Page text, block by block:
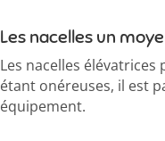
Les nacelles un
Les nacelles
étant onéreuses, il est
équipement.